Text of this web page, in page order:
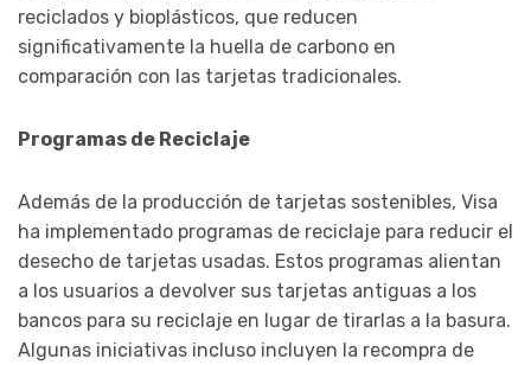
reciclados y bioplásticos, que reducen
significativamente la huella de carbono en
comparación con las tarjetas tradicionales.
Programas de Reciclaje
Además de la producción de tarjetas sostenibles, Visa
ha implementado programas de reciclaje para reducir el
desecho de tarjetas usadas. Estos programas alientan
a los usuarios a devolver sus tarjetas antiguas a los
bancos para su reciclaje en lugar de tirarlas a la basura.
Algunas iniciativas incluso incluyen la recompra de